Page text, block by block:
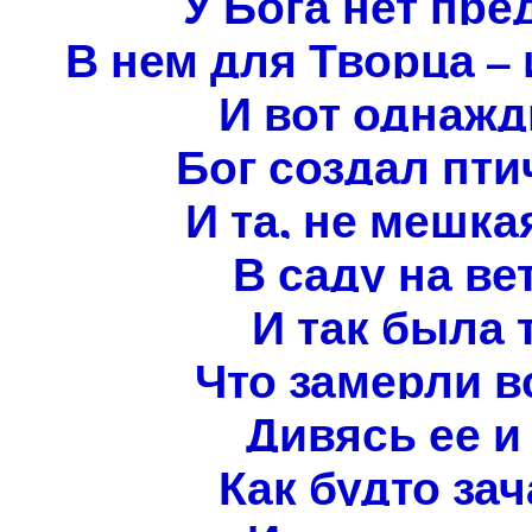
В нем для Творца –
И вот
Бог создал
И та, не
В саду на
И так была
Что замерли
Дивясь ее
Как будто